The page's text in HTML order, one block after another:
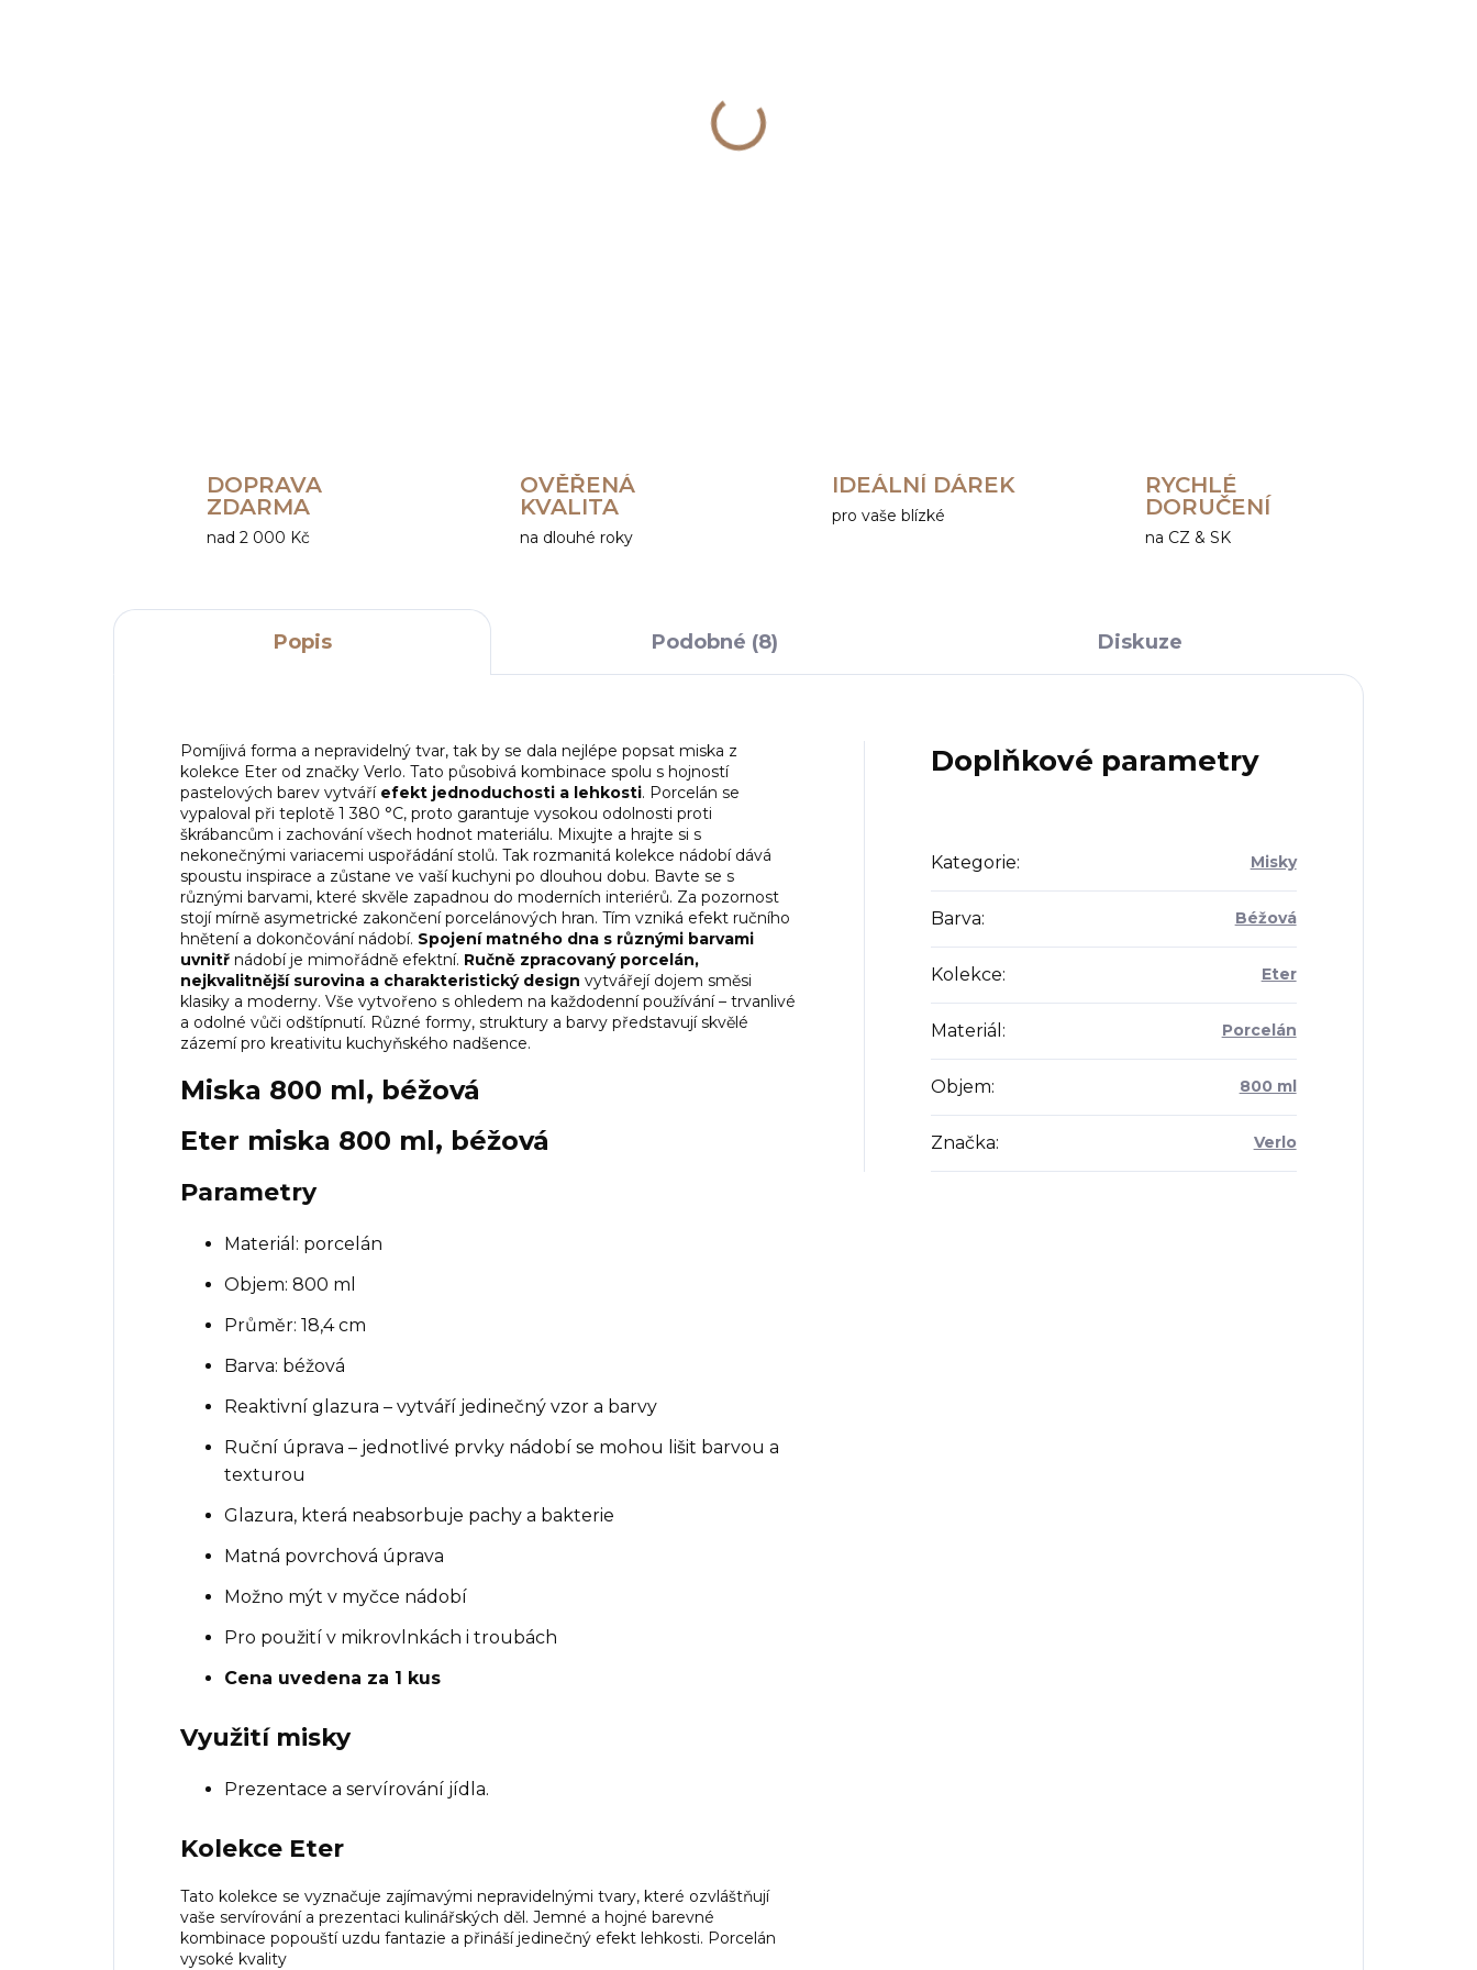
DETAILNÍ INFORMACE
DOPRAVA
ZDARMA
nad 2 000 Kč
OVĚŘENÁ
KVALITA
na dlouhé roky
IDEÁLNÍ DÁREK
pro vaše blízké
RYCHLÉ
DORUČENÍ
na CZ & SK
Popis Podobné (8) Diskuze
Pomíjivá forma a nepravidelný tvar, tak by se dala nejlépe popsat miska z
kolekce Eter od značky Verlo. Tato působivá kombinace spolu s hojností
pastelových barev vytváříefekt jednoduchosti a lehkosti. Porcelán se
vypaloval při teplotě 1 380 °C, proto garantuje vysokou odolnosti proti
škrábancům i zachování všech hodnot materiálu. Mixujte a hrajte si s
nekonečnými variacemi uspořádání stolů. Tak rozmanitá kolekce nádobí dává
spoustu inspirace a zůstane ve vaší kuchyni po dlouhou dobu. Bavte se s
různými barvami, které skvěle zapadnou do moderních interiérů. Za pozornost
stojí mírně asymetrické zakončení porcelánových hran. Tím vzniká efekt ručního
hnětení a dokončování nádobí. Spojení matného dna s různými barvami
uvnitř nádobí je mimořádně efektní. Ručně zpracovaný porcelán,
nejkvalitnější surovina a charakteristický design vytvářejí dojem směsi
klasiky a moderny. Vše vytvořeno s ohledem na každodenní používání – trvanlivé
a odolné vůči odštípnutí. Různé formy, struktury a barvy představují skvělé
zázemí pro kreativitu kuchyňského nadšence.
Miska 800 ml, béžová
Eter miska 800 ml, béžová
Parametry
Materiál: porcelán
Objem: 800 ml
Průměr: 18,4 cm
Barva: béžová
Reaktivní glazura – vytváří jedinečný vzor a barvy
Ruční úprava – jednotlivé prvky nádobí se mohou lišit barvou a
texturou
Glazura, která neabsorbuje pachy a bakterie
Matná povrchová úprava
Možno mýt v myčce nádobí
Pro použití v mikrovlnkách i troubách
Cena uvedena za 1 kus
Využití misky
Prezentace a servírování jídla.
Kolekce Eter
Tato kolekce se vyznačuje zajímavými nepravidelnými tvary, které ozvláštňují
vaše servírování a prezentaci kulinářských děl. Jemné a hojné barevné
kombinace popouští uzdu fantazie a přináší jedinečný efekt lehkosti. Porcelán
vysoké kvality
Doplňkové parametry
Kategorie: Misky
Barva: Béžová
Kolekce: Eter
Materiál : Porcelán
Objem: 800 ml
Značka: Verlo